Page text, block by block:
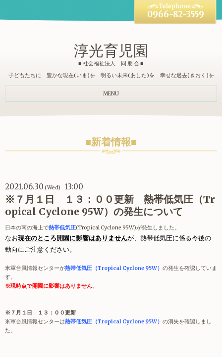
淳光育児園
■ 社会福祉法人 同 朋 会 ■
子どもたちに 豊かな現在(いま)を 明るい未来(あした)を 幸せな過去(きおく)を
0966-82-3559
MENU
■新着情報■
2021.06.30 (Wed) 13:00
※７月１日 １３：００更新 熱帯低気圧（Tr
opical Cyclone 95W）の発生について
日本の南の海上で熱帯低気圧(Tropical Cyclone 95W)が発生しました。
なお現在のところ開園に影響はありませんが、熱帯低気圧に係る今後の
動向にご注意ください。
米軍台風情報センターが熱帯低気圧（Tropical Cyclone 95W） の発生を確認していま
す。
※現時点で開園に影響はありません。
※７月１日 １３：００更新
米軍台風情報センターは熱帯低気圧（Tropical Cyclone 95W） の消失を確認しまし
た。